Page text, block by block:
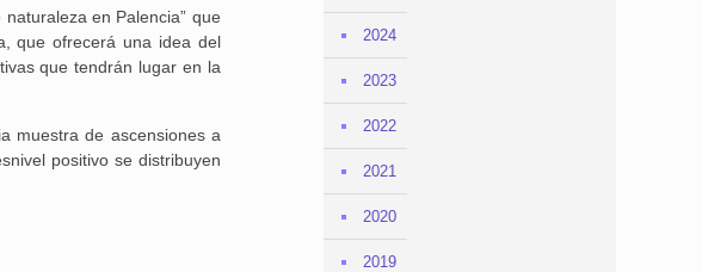
en Palencia” que
que ofrecerá una idea del
que tendrán lugar en la
muestra de ascensiones a
positivo se distribuyen
2024
2023
2022
2021
2020
2019